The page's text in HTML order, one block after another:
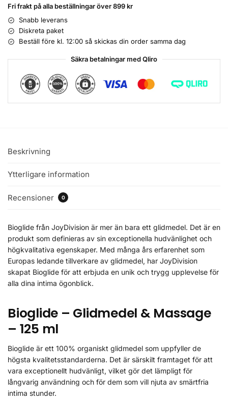
Fri frakt på alla beställningar över 899 kr
Snabb leverans
Diskreta paket
Beställ före kl. 12:00 så skickas din order samma dag
Säkra betalningar med Qliro
Beskrivning
Ytterligare information
Recensioner 0
Bioglide från JoyDivision är mer än bara ett glidmedel. Det är en
produkt som definieras av sin exceptionella hudvänlighet och
högkvalitativa egenskaper. Med många års erfarenhet som
Europas ledande tillverkare av glidmedel, har JoyDivision
skapat Bioglide för att erbjuda en unik och trygg upplevelse för
alla dina intima ögonblick.
Bioglide – Glidmedel & Massage
– 125 ml
Bioglide är ett 100% organiskt glidmedel som uppfyller de
högsta kvalitetsstandarderna. Det är särskilt framtaget för att
vara exceptionellt hudvänligt, vilket gör det lämpligt för
långvarig användning och för dem som vill njuta av smärtfria
intima stunder.